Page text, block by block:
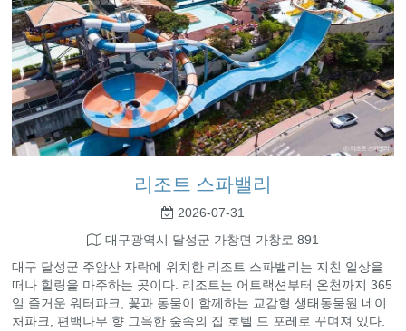
리조트 스파밸리
2026-07-31
대구광역시 달성군 가창면 가창로 891
대구 달성군 주암산 자락에 위치한 리조트 스파밸리는 지친 일상을
떠나 힐링을 마주하는 곳이다. 리조트는 어트랙션부터 온천까지 365
일 즐거운 워터파크, 꽃과 동물이 함께하는 교감형 생태동물원 네이
처파크, 편백나무 향 그윽한 숲속의 집 호텔 드 포레로 꾸며져 있다.